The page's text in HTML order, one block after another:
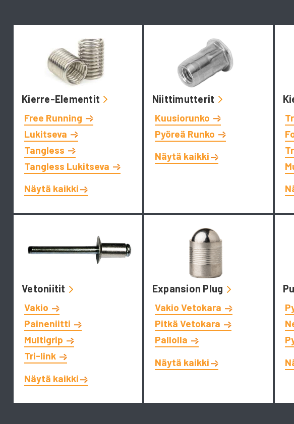
Kierre-Elementit
Free Running
Lukitseva
Tangless
Tangless Lukitseva
Näytä kaikki
Niittimutterit
Kuusiorunko
Pyöreä Runko
Näytä kaikki
Vetoniitit
Vakio
Paineniitti
Multigrip
Tri-link
Näytä kaikki
Expansion Plug
Vakio Vetokara
Pitkä Vetokara
Pallolla
Näytä kaikki